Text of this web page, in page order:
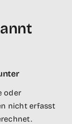
oder
nicht erfasst